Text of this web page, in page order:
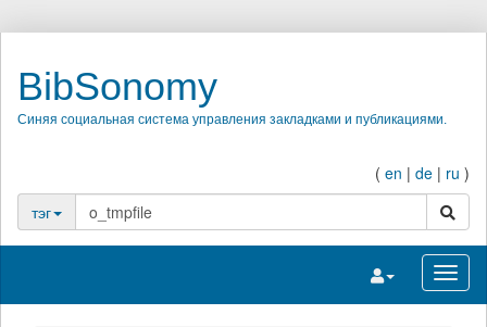
BibSonomy
Синяя социальная система управления закладками и публикациями.
( en | de | ru )
тэг
поиск
Переключить